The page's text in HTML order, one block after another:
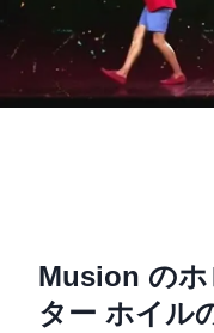
Musion のホ
ター ホイル